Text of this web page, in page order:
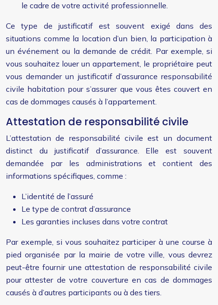
le cadre de votre activité professionnelle.
Ce type de justificatif est souvent exigé dans des
situations comme la location d’un bien, la participation à
un événement ou la demande de crédit. Par exemple, si
vous souhaitez louer un appartement, le propriétaire peut
vous demander un justificatif d’assurance responsabilité
civile habitation pour s’assurer que vous êtes couvert en
cas de dommages causés à l’appartement.
Attestation de responsabilité civile
L’attestation de responsabilité civile est un document
distinct du justificatif d’assurance. Elle est souvent
demandée par les administrations et contient des
informations spécifiques, comme :
L’identité de l’assuré
Le type de contrat d’assurance
Les garanties incluses dans votre contrat
Par exemple, si vous souhaitez participer à une course à
pied organisée par la mairie de votre ville, vous devrez
peut-être fournir une attestation de responsabilité civile
pour attester de votre couverture en cas de dommages
causés à d’autres participants ou à des tiers.